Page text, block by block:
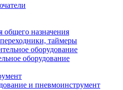
общего назначения
таймеры
оборудование
и пневмоинструмент